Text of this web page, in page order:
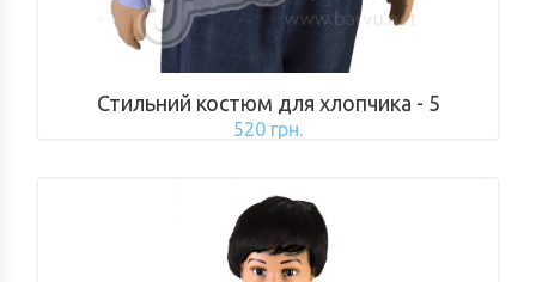
Стильний костюм для хлопчика - 5
520 грн.